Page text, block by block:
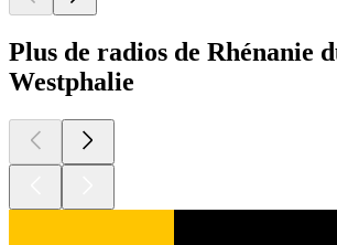
Plus de radios de Rhénanie
Westphalie